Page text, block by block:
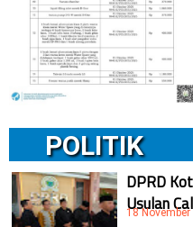
POLITIK
DPRD
Usulan
18